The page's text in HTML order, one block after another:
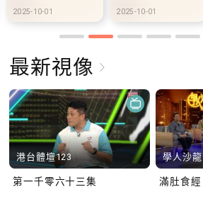
股調整藉口
2025-10-01 2025-10-01
最新視像
港台體壇123
第一千零六十三集
學人沙龍
滿肚食經